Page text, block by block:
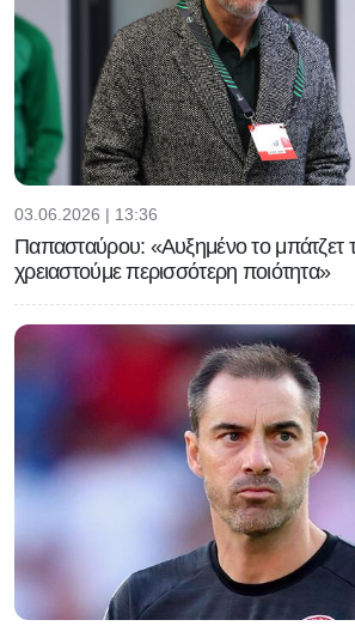
03.06.2026 | 13:36
Παπασταύρου: «Αυξημένο το μπάτζετ
χρειαστούμε περισσότερη ποιότητα»